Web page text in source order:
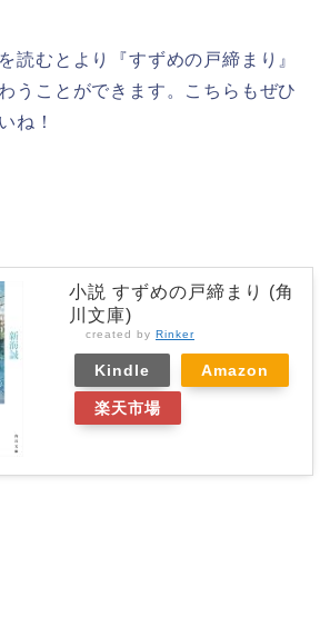
読むとより『すずめの戸締まり』
うことができます。こちらもぜひ
ね！
小説 すずめの戸締まり (角
川文庫)
created by Rinker
Kindle Amazon
楽天市場